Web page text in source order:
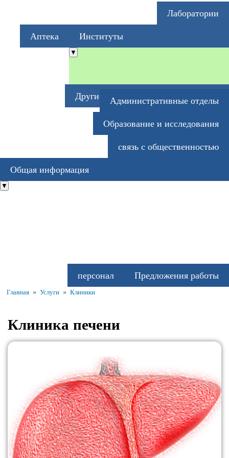
Лаборатории
Институты
▼
Аптека
Другие профессии здравоохранения
Административные отделы
Образование и исследования
связь с общественностью
Общая информация
▼
Предложения работы
персонал
Главная » Услуги » Клиники
Клиника печени